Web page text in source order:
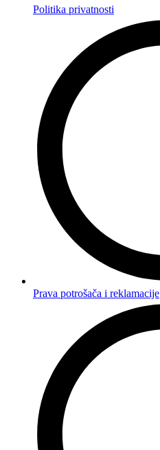
Politika privatnosti
Prava potrošača i reklamacije